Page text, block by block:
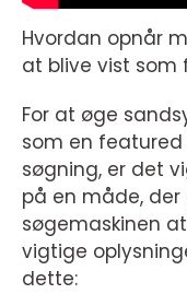
Hvordan opnår
at blive vist som
For at øge
som en
søgning, er det
på en måde,
søgemaskinen
vigtige
dette: